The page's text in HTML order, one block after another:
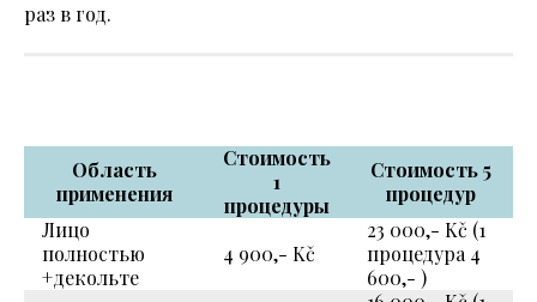
раз в год.
Область
применения
Стоимость
1
процедуры
Стоимость 5
процедур
Лицо
полностью
+декольте
4 900,- Kč
23 000,- Kč (1
процедура 4
600,- )